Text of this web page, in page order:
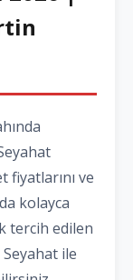
ve
kolayca
tercih edilen
ile